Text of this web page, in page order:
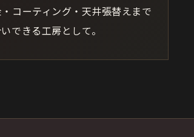
コーティング・天井張替えまで
できる工房として。